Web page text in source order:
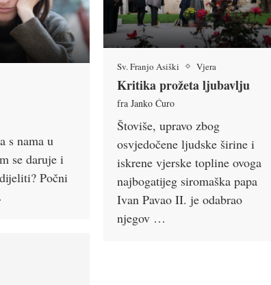
s nama u
se daruje i
Počni
Sv. Franjo Asiški Vjera
Kritika prožeta ljubavlju
fra Janko Ćuro
Štoviše, upravo zbog
osvjedočene ljudske širine i
iskrene vjerske topline ovoga
najbogatijeg siromaška papa
Ivan Pavao II. je odabrao
njegov …